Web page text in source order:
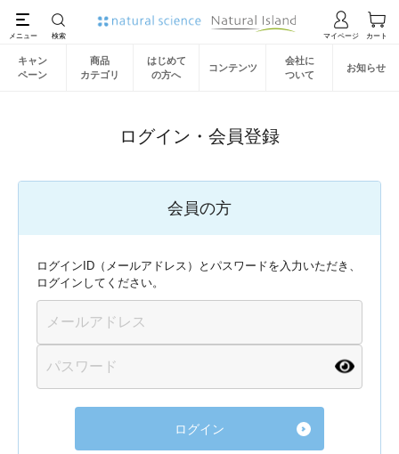
キャン
ペーン
商品
カテゴリ
はじめて
の方へ
コンテンツ
会社に
ついて
お知らせ
ログイン・会員登録
会員の方
ログインID（メールアドレス）とパスワードを入力いただき、
ログインしてください。